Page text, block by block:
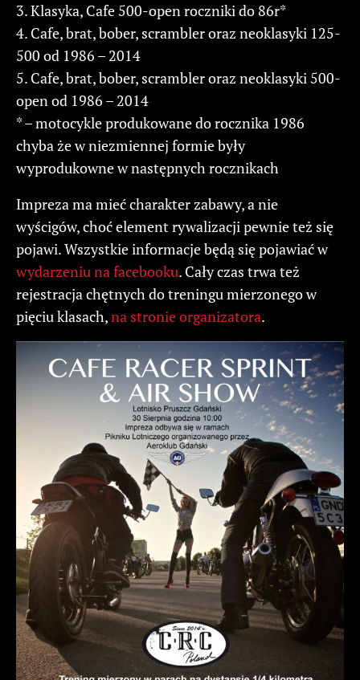
3. Klasyka, Cafe 500-open roczniki do 86r*
4. Cafe, brat, bober, scrambler oraz neoklasyki 125-
500 od 1986 – 2014
5. Cafe, brat, bober, scrambler oraz neoklasyki 500-
open od 1986 – 2014
* – motocykle produkowane do rocznika 1986
chyba że w niezmiennej formie były
wyprodukowne w następnych rocznikach
Impreza ma mieć charakter zabawy, a nie
wyścigów, choć element rywalizacji pewnie też się
pojawi. Wszystkie informacje będą się pojawiać w
wydarzeniu na facebooku. Cały czas trwa też
rejestracja chętnych do treningu mierzonego w
pięciu klasach,na stronie organizatora.